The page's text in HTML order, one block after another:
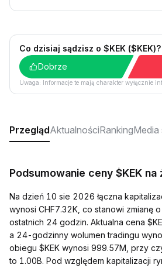
Co dzisiaj sądzisz o $KEK ($KEK)?
Dobrze
Uwaga: Informacje te mają charakter wyłącznie
PrzeglądAktualnościRankingMedia
Podsumowanie ceny $KEK na
Na dzień 10 sie 2026 łączna
wynosi CHF7.32K, co stanowi zmianę
ostatnich 24 godzin. Aktualna cena
a 24-godzinny wolumen tradingu
obiegu $KEK wynosi 999.57M, przy
to 1.00B. Pod względem kapitalizacji